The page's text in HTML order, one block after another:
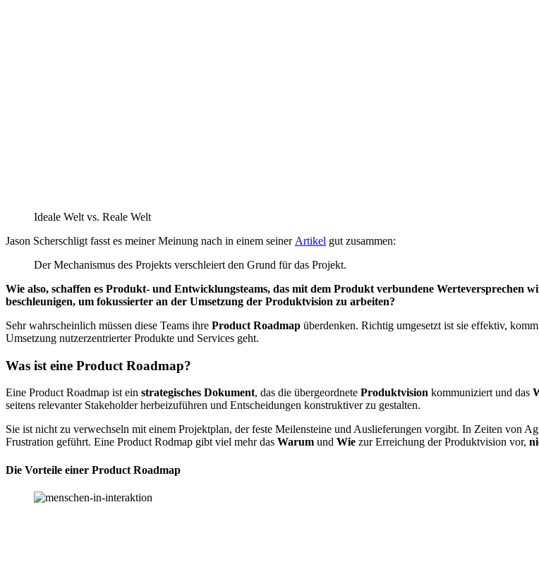
Ideale Welt vs. Reale Welt
Jason Scherschligt fasst es meiner Meinung nach in einem seiner Artikel gut zusammen:
Der Mechanismus des Projekts verschleiert den Grund für das Projekt.
Wie also, schaffen es Produkt- und Entwicklungsteams, das mit dem Produkt verbundene Werteversprechen
beschleunigen, um fokussierter an der Umsetzung der Produktvision zu arbeiten?
Sehr wahrscheinlich müssen diese Teams ihre Product Roadmap überdenken. Richtig umgesetzt ist sie effektiv,
Umsetzung nutzerzentrierter Produkte und Services geht.
Was ist eine Product Roadmap?
Eine Product Roadmap ist ein strategisches Dokument, das die übergeordnete Produktvision kommuniziert und das
seitens relevanter Stakeholder herbeizuführen und Entscheidungen konstruktiver zu gestalten.
Sie ist nicht zu verwechseln mit einem Projektplan, der feste Meilensteine und Auslieferungen vorgibt. In Zeiten von
Frustration geführt. Eine Product Rodmap gibt viel mehr das Warum und Wie zur Erreichung der Produktvision vor,
Die Vorteile einer Product Roadmap